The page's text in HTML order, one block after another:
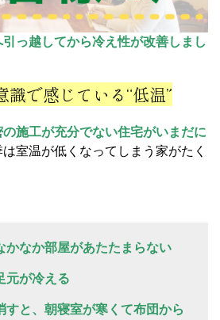
引っ越してから冷え性が改善しまし
で感じている“低温”
の施工が充分でない住宅がいまだに
は室温が低くなってしまう家がたく
かなか部屋があたたまらない
元が冷える
すと、朝寝室が寒くて布団から